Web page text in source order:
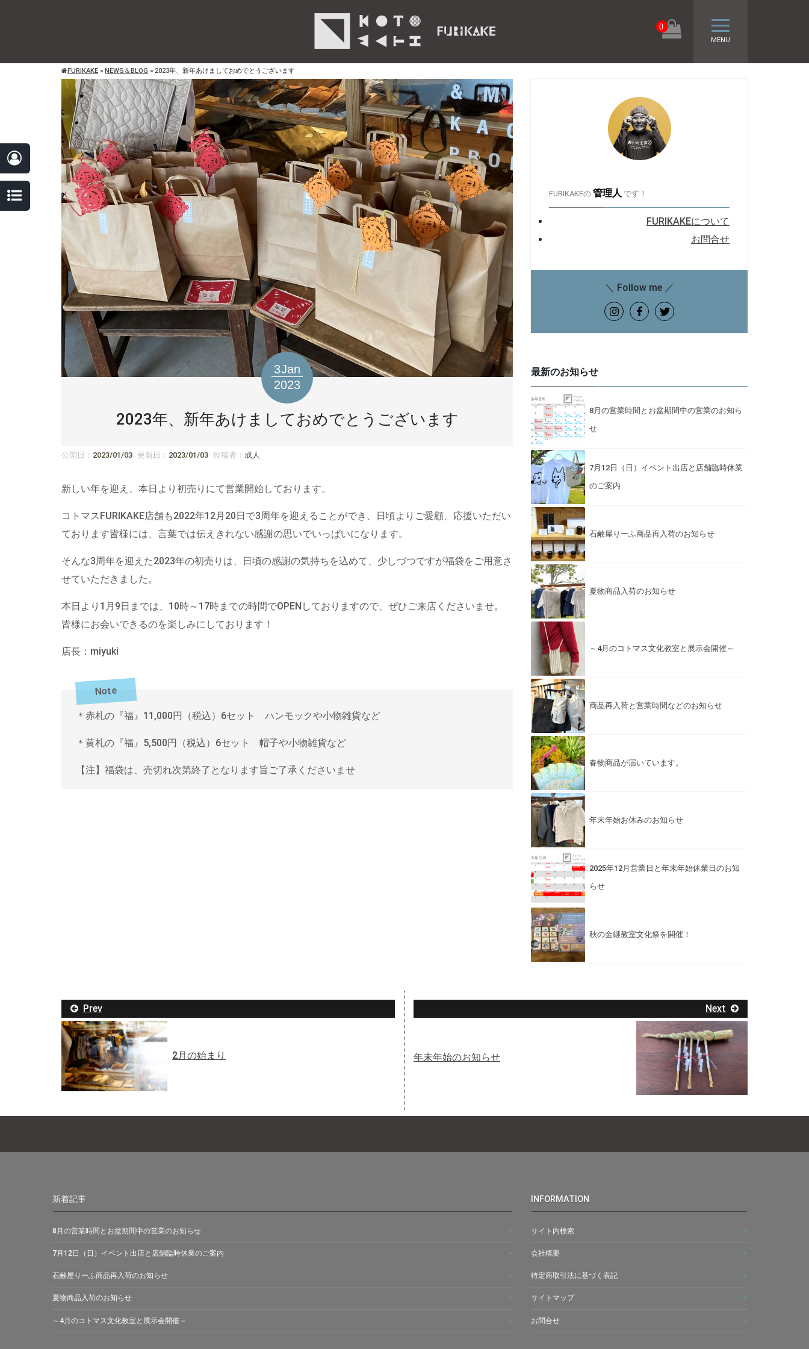
0 トグル ナビゲーシ
MENU
FURIKAKE » NEWS＆BLOG » 2023年、新年あけましておめでとうございます
3Jan
2023
2023年、新年あけましておめでとうございます
公開日： 2023/01/03 更新日： 2023/01/03 投稿者： 成人
新しい年を迎え、本日より初売りにて営業開始しております。
コトマスFURIKAKE店舗も2022年12月20日で3周年を迎えることができ、日頃よりご愛顧、応援いただい
ております皆様には、言葉では伝えきれない感謝の思いでいっぱいになります。
そんな3周年を迎えた2023年の初売りは、日頃の感謝の気持ちを込めて、少しづつですが福袋をご用意さ
せていただきました。
本日より1月9日までは、10時～17時までの時間でOPENしておりますので、ぜひご来店くださいませ。
皆様にお会いできるのを楽しみにしております！
店長：miyuki
Note
＊赤札の『福』11,000円（税込）6セット ハンモックや小物雑貨など
＊黄札の『福』5,500円（税込）6セット 帽子や小物雑貨など
【注】福袋は、売切れ次第終了となります旨ご了承くださいませ
FURIKAKEの 管理人 です！
FURIKAKEについて
お問合せ
＼ Follow me ／
最新のお知らせ
8月の営業時間とお盆期間中の営業のお知ら
せ
7月12日（日）イベント出店と店舗臨時休業
のご案内
石鹸屋りーふ商品再入荷のお知らせ
夏物商品入荷のお知らせ
～4月のコトマス文化教室と展示会開催～
商品再入荷と営業時間などのお知らせ
春物商品が届いています。
年末年始お休みのお知らせ
2025年12月営業日と年末年始休業日のお知
らせ
秋の金継教室文化祭を開催！
Prev
2月の始まり
Next
年末年始のお知らせ
新着記事
8月の営業時間とお盆期間中の営業のお知らせ
7月12日（日）イベント出店と店舗臨時休業のご案内
石鹸屋りーふ商品再入荷のお知らせ
夏物商品入荷のお知らせ
～4月のコトマス文化教室と展示会開催～
INFORMATION
サイト内検索
会社概要
特定商取引法に基づく表記
サイトマップ
お問合せ